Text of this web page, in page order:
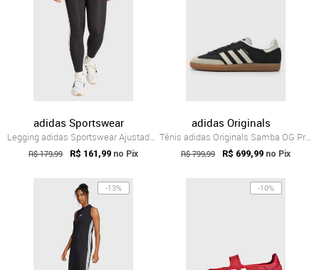
adidas Sportswear
Legging adidas Sportswear Ajustada 3 Stripes Preta
R$ 179,99 R$ 161,99 no Pix
adidas Originals
Tênis adidas Originals Samba OG Preto
R$ 799,99 R$ 699,99 no Pix
-13% -10%